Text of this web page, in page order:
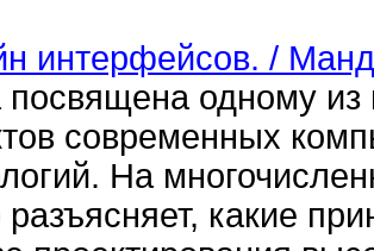
интерфейсов. /
посвящена одному
современных
На
разъясняет, какие